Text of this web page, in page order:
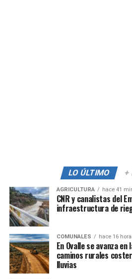
LO ÚLTIMO +
AGRICULTURA hace 41
CNR y canalistas del
infraestructura de
COMUNALES hace 16
En Ovalle se avanza
caminos rurales
lluvias